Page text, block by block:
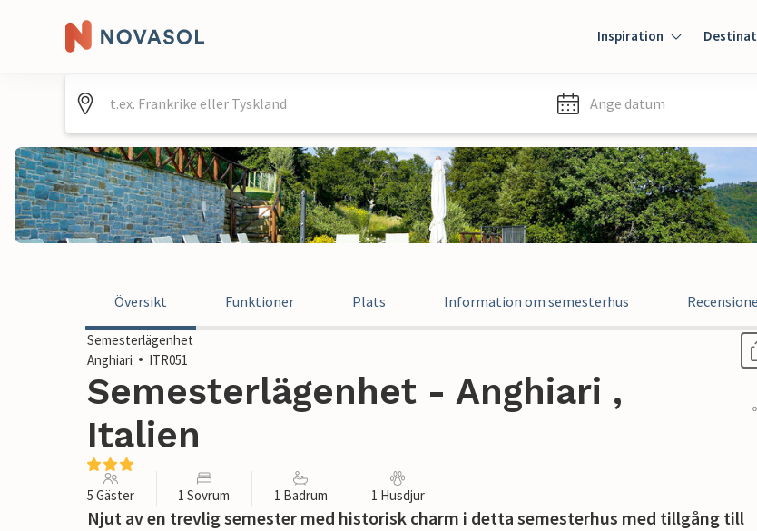
Inspiration
Ange datum
Översikt Funktioner Plats Information om semesterhus
Semesterlägenhet
Anghiari
ITR051
Semesterlägenhet - Anghiari ,
Italien
5 Gäster 1 Sovrum 1 Badrum 1 Husdjur
Njut av en trevlig semester med historisk charm i detta semesterhus med tillgång till